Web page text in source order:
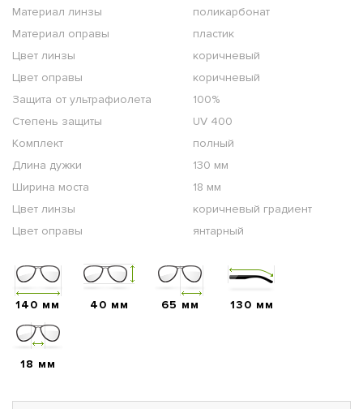
Материал линзы
поликарбонат
Материал оправы
пластик
Цвет линзы
коричневый
Цвет оправы
коричневый
Защита от ультрафиолета
100%
Степень защиты
UV 400
Комплект
полный
Длина дужки
130 мм
Ширина моста
18 мм
Цвет линзы
коричневый градиент
Цвет оправы
янтарный
140 мм 40 мм 65 мм 130 мм
18 мм